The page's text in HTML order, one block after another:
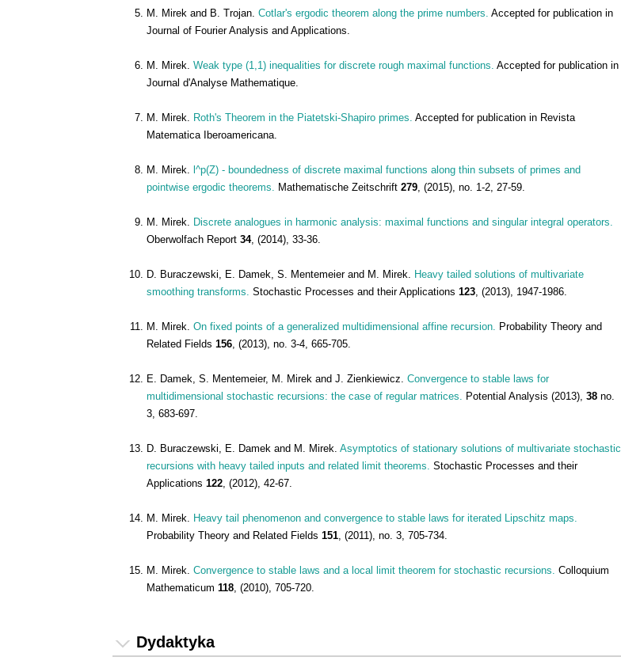
M. Mirek and B. Trojan. Cotlar's ergodic theorem along the prime numbers. Accepted for publication in
Journal of Fourier Analysis and Applications.
M. Mirek. Weak type (1,1) inequalities for discrete rough maximal functions. Accepted for publication in
Journal d'Analyse Mathematique.
M. Mirek. Roth's Theorem in the Piatetski-Shapiro primes. Accepted for publication in Revista
Matematica Iberoamericana.
M. Mirek. l^p(Z) - boundedness of discrete maximal functions along thin subsets of primes and
pointwise ergodic theorems. Mathematische Zeitschrift 279, (2015), no. 1-2, 27-59.
M. Mirek. Discrete analogues in harmonic analysis: maximal functions and singular integral operators.
Oberwolfach Report 34, (2014), 33-36.
D. Buraczewski, E. Damek, S. Mentemeier and M. Mirek. Heavy tailed solutions of multivariate
smoothing transforms. Stochastic Processes and their Applications 123, (2013), 1947-1986.
M. Mirek. On fixed points of a generalized multidimensional affine recursion. Probability Theory and
Related Fields 156, (2013), no. 3-4, 665-705.
E. Damek, S. Mentemeier, M. Mirek and J. Zienkiewicz. Convergence to stable laws for
multidimensional stochastic recursions: the case of regular matrices. Potential Analysis (2013), 38 no.
3, 683-697.
D. Buraczewski, E. Damek and M. Mirek. Asymptotics of stationary solutions of multivariate stochastic
recursions with heavy tailed inputs and related limit theorems. Stochastic Processes and their
Applications 122, (2012), 42-67.
M. Mirek. Heavy tail phenomenon and convergence to stable laws for iterated Lipschitz maps.
Probability Theory and Related Fields 151, (2011), no. 3, 705-734.
M. Mirek. Convergence to stable laws and a local limit theorem for stochastic recursions. Colloquium
Mathematicum 118, (2010), 705-720.
Dydaktyka